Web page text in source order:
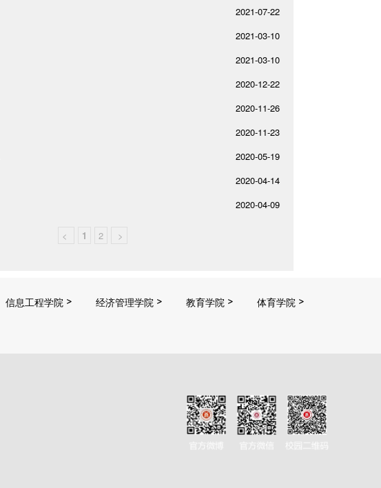
2021-07-22
2021-03-10
2021-03-10
2020-12-22
2020-11-26
2020-11-23
2020-05-19
2020-04-14
2020-04-09
< 1 2 >
信息工程学院 经济管理学院 教育学院
体育学院